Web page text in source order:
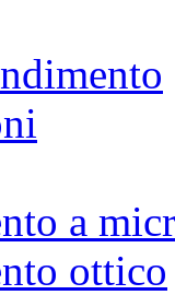
a
ottico